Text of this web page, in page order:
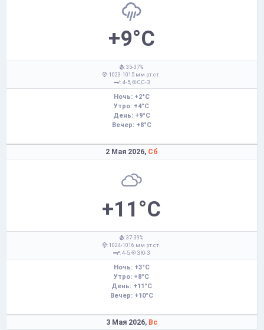
+9°C
: 35-37%
: 1023-1015 мм рт.ст.
: 4-5,
С,С-З
Ночь: +2°C
Утро: +4°C
День: +9°C
Вечер: +8°C
2 Мая 2026, Сб
+11°C
: 37-39%
: 1024-1016 мм рт.ст.
: 4-5,
З,Ю-З
Ночь: +3°C
Утро: +8°C
День: +11°C
Вечер: +10°C
3 Мая 2026, Вс